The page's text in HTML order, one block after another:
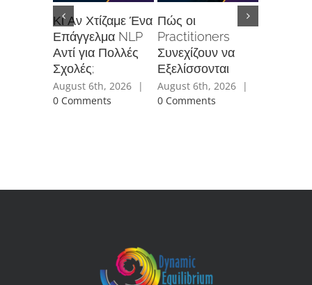
Κι Αν Χτίζαμε Ένα
Επάγγελμα NLP
Αντί για Πολλές
Σχολές;
August 6th, 2026
|
0 Comments
Πώς οι
Practitioners
Συνεχίζουν να
Εξελίσσονται
August 6th, 2026
|
0 Comments